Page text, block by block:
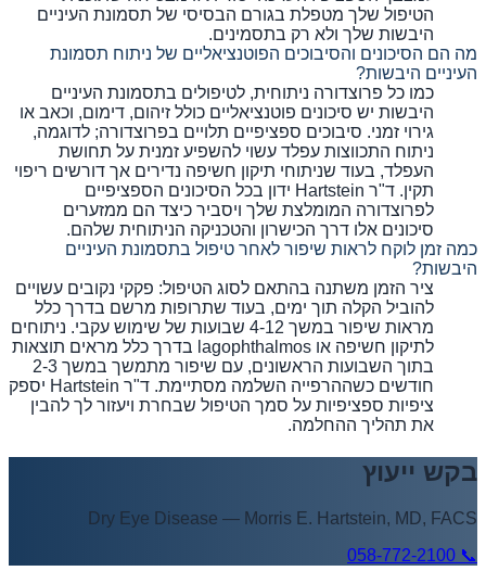
הטיפול שלך מטפלת בגורם הבסיסי של תסמונת העיניים
היבשות שלך ולא רק בתסמינים.
מה הם הסיכונים והסיבוכים הפוטנציאליים של ניתוח תסמונת
העיניים היבשות?
כמו כל פרוצדורה ניתוחית, לטיפולים בתסמונת העיניים
היבשות יש סיכונים פוטנציאליים כולל זיהום, דימום, וכאב או
גירוי זמני. סיבוכים ספציפיים תלויים בפרוצדורה; לדוגמה,
ניתוח התכווצות עפלד עשוי להשפיע זמנית על תחושת
העפלד, בעוד שניתוחי תיקון חשיפה נדירים אך דורשים ריפוי
תקין. ד"ר Hartstein ידון בכל הסיכונים הספציפיים
לפרוצדורה המומלצת שלך ויסביר כיצד הם ממזערים
סיכונים אלו דרך הכישרון והטכניקה הניתוחית שלהם.
כמה זמן לוקח לראות שיפור לאחר טיפול בתסמונת העיניים
היבשות?
ציר הזמן משתנה בהתאם לסוג הטיפול: פקקי נקובים עשויים
להוביל הקלה תוך ימים, בעוד שתרופות מרשם בדרך כלל
מראות שיפור במשך 4-12 שבועות של שימוש עקבי. ניתוחים
לתיקון חשיפה או lagophthalmos בדרך כלל מראים תוצאות
בתוך השבועות הראשונים, עם שיפור מתמשך במשך 2-3
חודשים כשההרפייה השלמה מסתיימת. ד"ר Hartstein יספק
ציפיות ספציפיות על סמך הטיפול שבחרת ויעזור לך להבין
את תהליך ההחלמה.
בקש ייעוץ
Dry Eye Disease — Morris E. Hartstein, MD, FACS
📞
058-772-2100